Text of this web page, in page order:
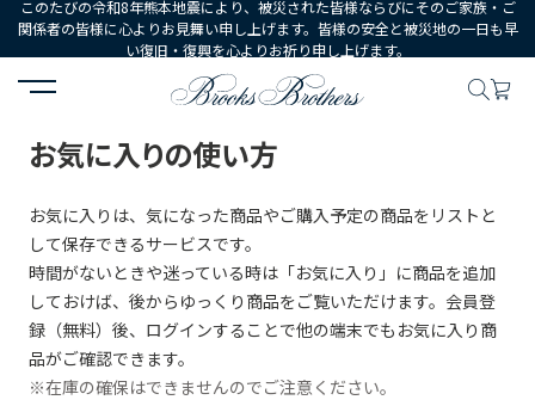
このたびの令和8年熊本地震により、被災された皆様ならびにそのご家族・ご
関係者の皆様に心よりお見舞い申し上げます。皆様の安全と被災地の一日も早
い復旧・復興を心よりお祈り申し上げます。
HOME ご利用ガイド お気に入りの使い方
お気に入りの使い方
お気に入りは、気になった商品やご購入予定の商品をリストと
して保存できるサービスです。
時間がないときや迷っている時は「お気に入り」に商品を追加
しておけば、後からゆっくり商品をご覧いただけます。会員登
録（無料）後、ログインすることで他の端末でもお気に入り商
品がご確認できます。
※在庫の確保はできませんのでご注意ください。